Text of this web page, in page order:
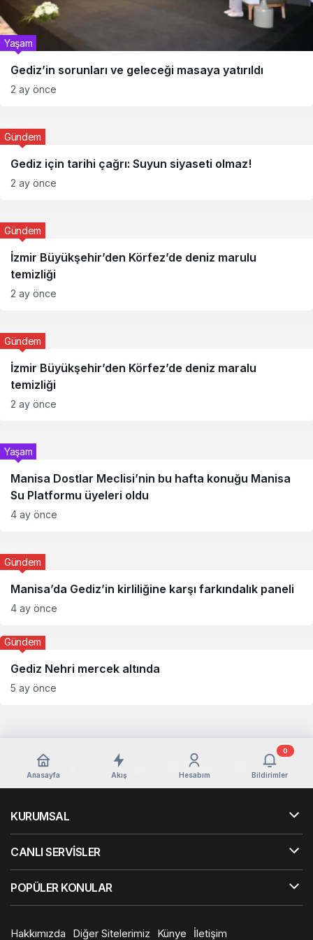
Gediz’in sorunları ve geleceği masaya yatırıldı
Yaşam
2 ay önce
Gediz için tarihi çağrı: Suyun siyaseti olmaz!
Gündem
2 ay önce
İzmir Büyükşehir’den Körfez’de deniz marulu
temizliği
Gündem
2 ay önce
İzmir Büyükşehir’den Körfez’de deniz maralu
temizliği
Gündem
2 ay önce
Manisa Dostlar Meclisi’nin bu hafta konuğu Manisa
Su Platformu üyeleri oldu
Yaşam
4 ay önce
Manisa’da Gediz’in kirliliğine karşı farkındalık paneli
Gündem
4 ay önce
Gediz Nehri mercek altında
Gündem
5 ay önce
Anasayfa Akış Hesabım Bildirimler
0
KURUMSAL
CANLI SERVİSLER
POPÜLER KONULAR
Hakkımızda Diğer Sitelerimiz Künye İletişim